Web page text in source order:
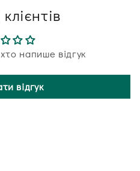
напише відгук
відгук